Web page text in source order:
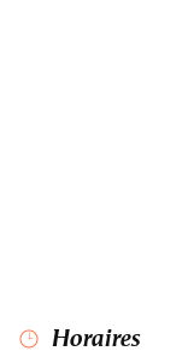
Horaires